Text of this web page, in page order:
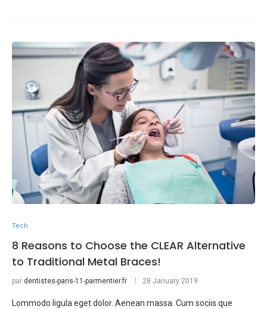
Tech
8 Reasons to Choose the CLEAR Alternative
to Traditional Metal Braces!
par dentistes-paris-11-parmentier.fr 28 January 2019
Lommodo ligula eget dolor. Aenean massa. Cum sociis que